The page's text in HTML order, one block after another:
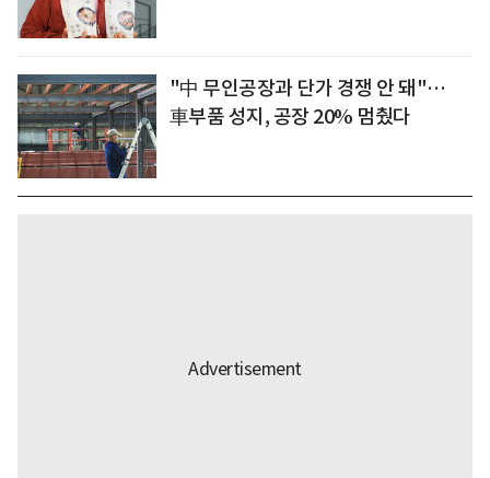
"中 무인공장과 단가 경쟁 안 돼"…
車부품 성지, 공장 20% 멈췄다